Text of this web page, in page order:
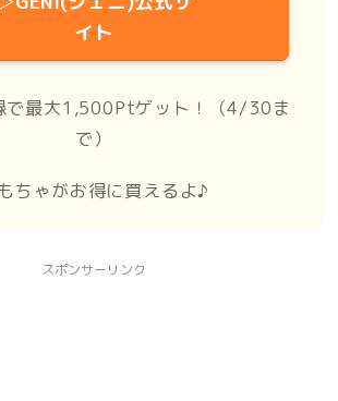
イト
で最大1,500Ptゲット！（4/30ま
で）
ちゃがお得に買えるよ♪
スポンサーリンク